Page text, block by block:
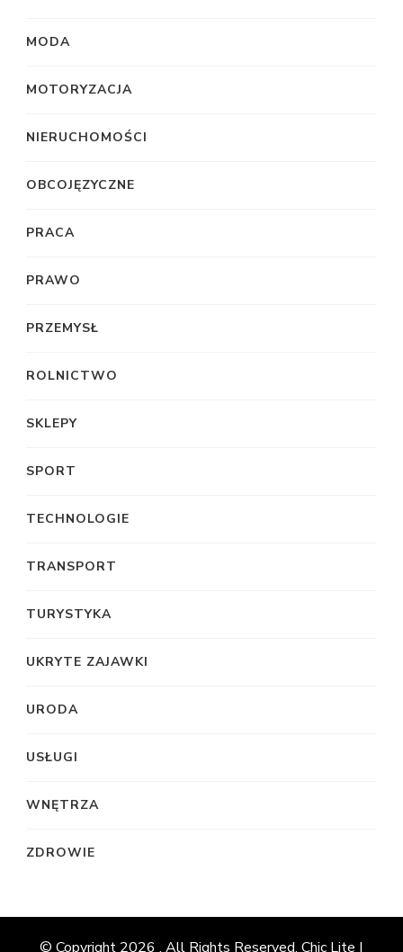
MODA
MOTORYZACJA
NIERUCHOMOŚCI
OBCOJĘZYCZNE
PRACA
PRAWO
PRZEMYSŁ
ROLNICTWO
SKLEPY
SPORT
TECHNOLOGIE
TRANSPORT
TURYSTYKA
UKRYTE ZAJAWKI
URODA
USŁUGI
WNĘTRZA
ZDROWIE
© Copyright 2026 . All Rights Reserved. Chic Lite |